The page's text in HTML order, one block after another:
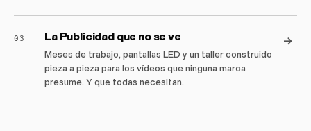
03 La Publicidad que no se ve
Meses de trabajo, pantallas LED y un taller construido
pieza a pieza para los vídeos que ninguna marca
presume. Y que todas necesitan.
→